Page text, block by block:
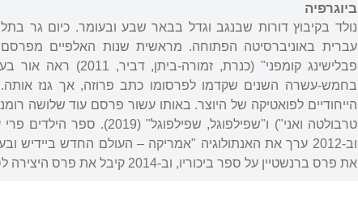
ביוגרפיה
נולד בקיבוץ דורות שבנגב וגדל בבאר שבע ובעומר. כיום גר
עברית באוניברסיטה הפתוחה. מראשית שנות האלפיים מפרסם
פבלישינג קומפני" (כנרת, זמורה-ביתן, דביר, 2011) ראה אור בעריכת
בחמש-עשרה השנים שקדמו לפרסומו כתב פרוזה, אך גנז
את פרס ברנשטיין על ספר ביכוריו, וב-2014 קיבל את פרס היצירה לסופרים עברים ע"ש ראש הממשלה לוי אשכול.